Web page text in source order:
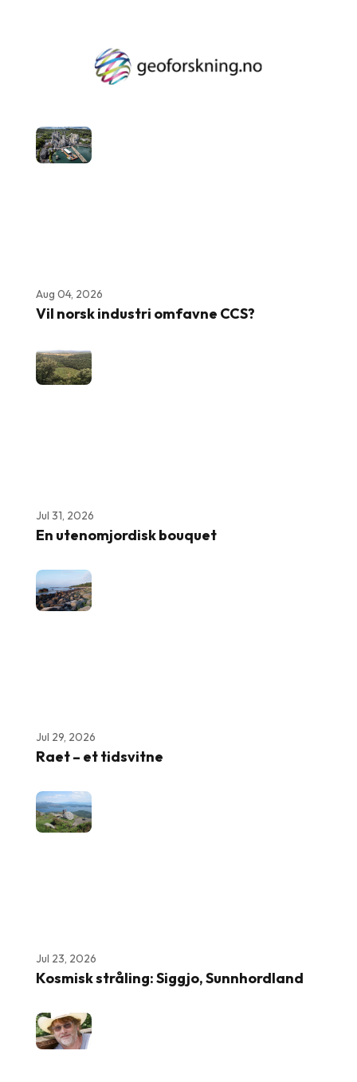
Aug 04, 2026
Vil norsk industri omfavne CCS?
Jul 31, 2026
En utenomjordisk bouquet
Jul 29, 2026
Raet – et tidsvitne
Jul 23, 2026
Kosmisk stråling: Siggjo, Sunnhordland